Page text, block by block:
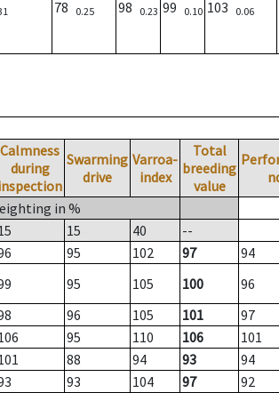
78 0.25 98 0.23 99 0.10 103 0.06
Calmness
during
Swarming
drive
Varroa-
index
Total
breeding
value
in %
15 40
--
95 102 97
94
95 105 100
96
96 105 101
97
95 110 106
101
88 94 93
94
93 104 97
92